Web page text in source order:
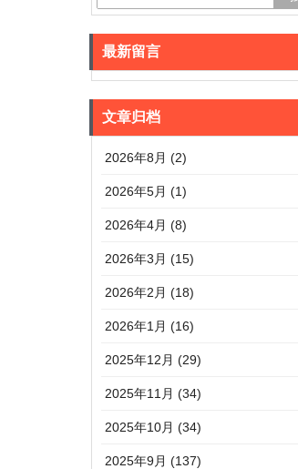
最新留言
文章归档
2026年8月 (2)
2026年5月 (1)
2026年4月 (8)
2026年3月 (15)
2026年2月 (18)
2026年1月 (16)
2025年12月 (29)
2025年11月 (34)
2025年10月 (34)
2025年9月 (137)